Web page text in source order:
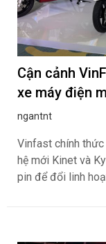
Cận cảnh
xe máy điện
ngantnt
Vinfast chính
hệ mới Kinet và
pin để đổi linh